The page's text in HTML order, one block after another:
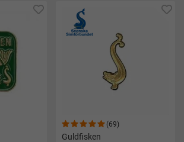
(69)
Guldfisken